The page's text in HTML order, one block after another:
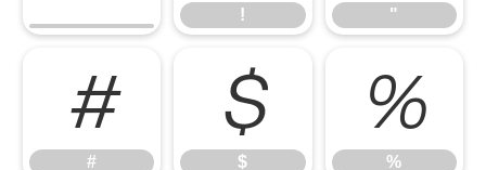
! "
#
#
$
$
%
%